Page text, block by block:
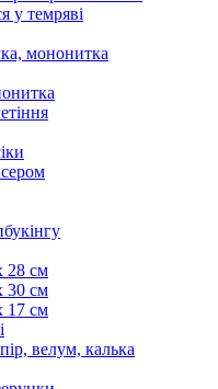
у темряві
мононитка
28 см
30 см
17 см
велум, калька